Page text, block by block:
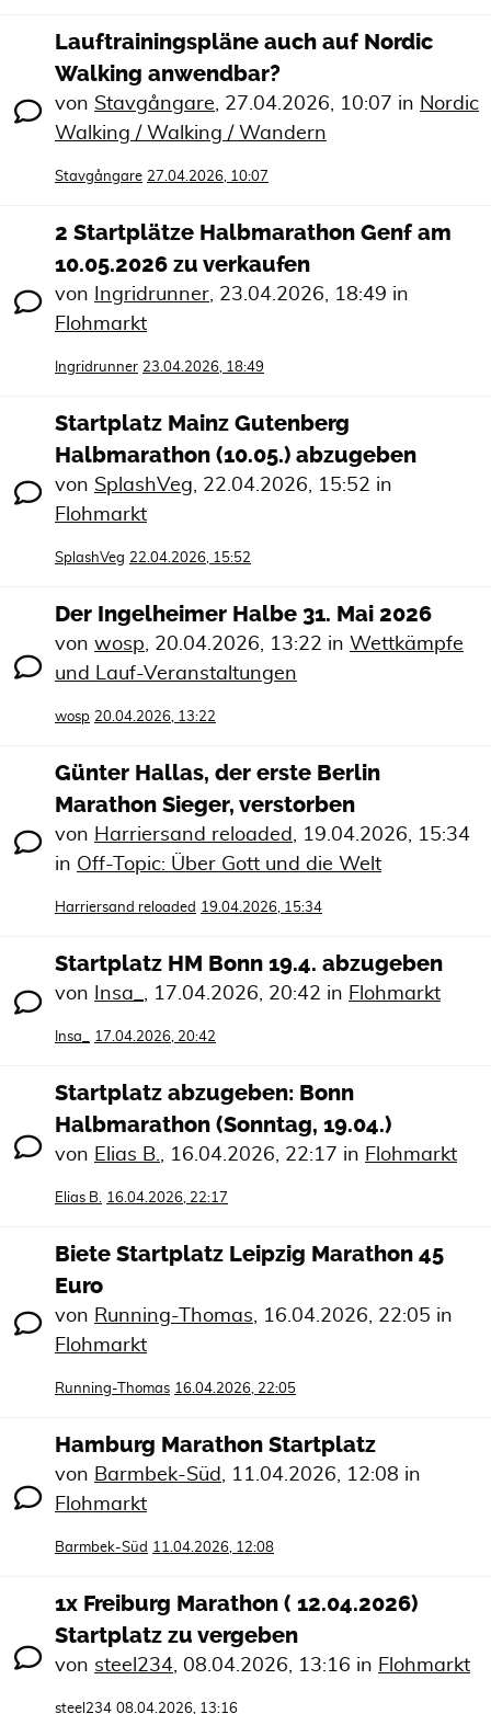
Lauftrainingspläne auch auf Nordic
Walking anwendbar?
von Stavgångare, 27.04.2026, 10:07 in Nordic
Walking / Walking / Wandern
Stavgångare 27.04.2026, 10:07
2 Startplätze Halbmarathon Genf am
10.05.2026 zu verkaufen
von Ingridrunner, 23.04.2026, 18:49 in
Flohmarkt
Ingridrunner 23.04.2026, 18:49
Startplatz Mainz Gutenberg
Halbmarathon (10.05.) abzugeben
von SplashVeg, 22.04.2026, 15:52 in
Flohmarkt
SplashVeg 22.04.2026, 15:52
Der Ingelheimer Halbe 31. Mai 2026
von wosp, 20.04.2026, 13:22 in Wettkämpfe
und Lauf-Veranstaltungen
wosp 20.04.2026, 13:22
Günter Hallas, der erste Berlin
Marathon Sieger, verstorben
von Harriersand reloaded, 19.04.2026, 15:34
in Off-Topic: Über Gott und die Welt
Harriersand reloaded 19.04.2026, 15:34
Startplatz HM Bonn 19.4. abzugeben
von Insa_ , 17.04.2026, 20:42 in Flohmarkt
Insa_ 17.04.2026, 20:42
Startplatz abzugeben: Bonn
Halbmarathon (Sonntag, 19.04.)
von Elias B., 16.04.2026, 22:17 in Flohmarkt
Elias B. 16.04.2026, 22:17
Biete Startplatz Leipzig Marathon 45
Euro
von Running-Thomas, 16.04.2026, 22:05 in
Flohmarkt
Running-Thomas 16.04.2026, 22:05
Hamburg Marathon Startplatz
von Barmbek-Süd, 11.04.2026, 12:08 in
Flohmarkt
Barmbek-Süd 11.04.2026, 12:08
1x Freiburg Marathon ( 12.04.2026)
Startplatz zu vergeben
von steel234, 08.04.2026, 13:16 in Flohmarkt
steel234 08.04.2026, 13:16